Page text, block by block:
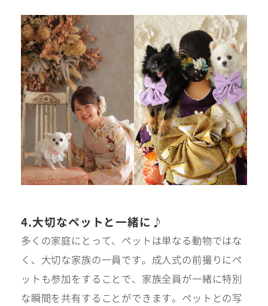
4.大切なペットと一緒に♪
多くの家庭にとって、ペットは単なる動物ではな
く、大切な家族の一員です。成人式の前撮りにペ
ットも参加をすることで、家族全員が一緒に特別
な瞬間を共有することができます。ペットとの写